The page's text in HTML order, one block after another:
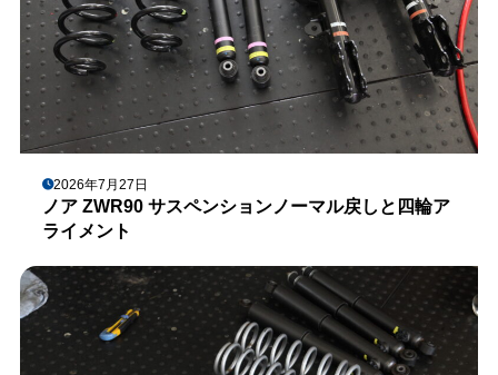
2026年7月27日
ノア ZWR90 サスペンションノーマル戻しと四輪ア
ライメント